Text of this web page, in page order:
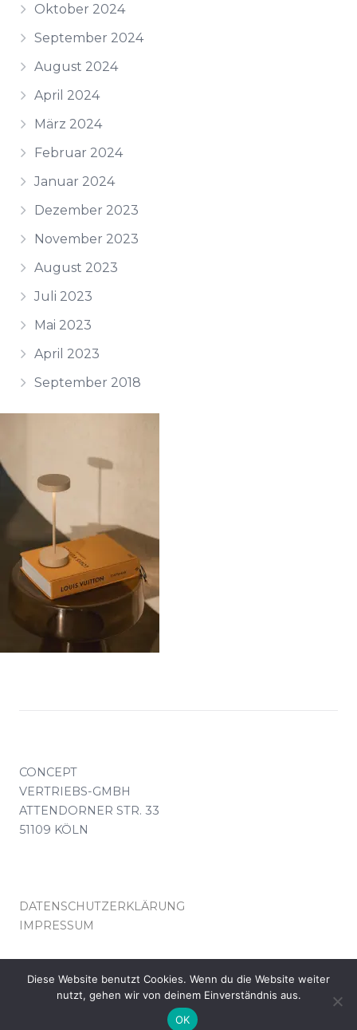
Oktober 2024
September 2024
August 2024
April 2024
März 2024
Februar 2024
Januar 2024
Dezember 2023
November 2023
August 2023
Juli 2023
Mai 2023
April 2023
September 2018
CONCEPT
VERTRIEBS-GMBH
ATTENDORNER STR. 33
51109 KÖLN
DATENSCHUTZERKLÄRUNG
IMPRESSUM
© COPYRIGHT CONCEPT VERTRIEB KÖLN
Diese Website benutzt Cookies. Wenn du die Website weiter
nutzt, gehen wir von deinem Einverständnis aus.
OK